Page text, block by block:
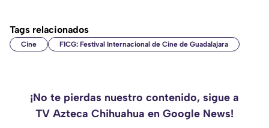
Tags relacionados
Cine FICG: Festival Internacional de Cine de Guadalajara
¡No te pierdas nuestro contenido, sigue a
TV Azteca Chihuahua en Google News!